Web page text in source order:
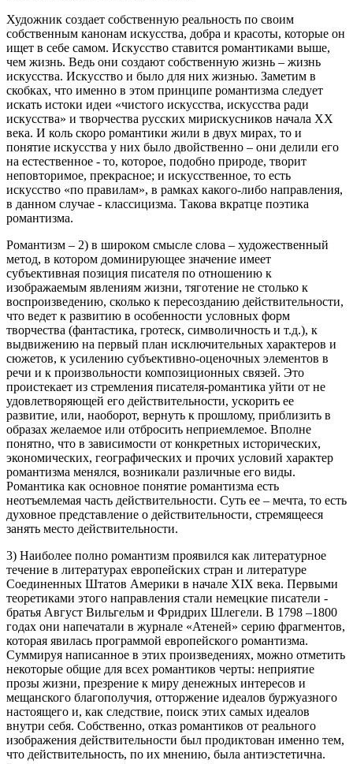
Художник создает собственную реальность по своим
собственным канонам искусства, добра и красоты, которые он
ищет в себе самом. Искусство ставится романтиками выше,
чем жизнь. Ведь они создают собственную жизнь – жизнь
искусства. Искусство и было для них жизнью. Заметим в
скобках, что именно в этом принципе романтизма следует
искать истоки идеи «чистого искусства, искусства ради
искусства» и творчества русских мирискусников начала XX
века. И коль скоро романтики жили в двух мирах, то и
понятие искусства у них было двойственно – они делили его
на естественное - то, которое, подобно природе, творит
неповторимое, прекрасное; и искусственное, то есть
искусство «по правилам», в рамках какого-либо направления,
в данном случае - классицизма. Такова вкратце поэтика
романтизма.
Романтизм – 2) в широком смысле слова – художественный
метод, в котором доминирующее значение имеет
субъективная позиция писателя по отношению к
изображаемым явлениям жизни, тяготение не столько к
воспроизведению, сколько к пересозданию действительности,
что ведет к развитию в особенности условных форм
творчества (фантастика, гротеск, символичность и т.д.), к
выдвижению на первый план исключительных характеров и
сюжетов, к усилению субъективно-оценочных элементов в
речи и к произвольности композиционных связей. Это
проистекает из стремления писателя-романтика уйти от не
удовлетворяющей его действительности, ускорить ее
развитие, или, наоборот, вернуть к прошлому, приблизить в
образах желаемое или отбросить неприемлемое. Вполне
понятно, что в зависимости от конкретных исторических,
экономических, географических и прочих условий характер
романтизма менялся, возникали различные его виды.
Романтика как основное понятие романтизма есть
неотъемлемая часть действительности. Суть ее – мечта, то есть
духовное представление о действительности, стремящееся
занять место действительности.
3) Наиболее полно романтизм проявился как литературное
течение в литературах европейских стран и литературе
Соединенных Штатов Америки в начале XIX века. Первыми
теоретиками этого направления стали немецкие писатели -
братья Август Вильгельм и Фридрих Шлегели. В 1798 –1800
годах они напечатали в журнале «Атеней» серию фрагментов,
которая явилась программой европейского романтизма.
Суммируя написанное в этих произведениях, можно отметить
некоторые общие для всех романтиков черты: неприятие
прозы жизни, презрение к миру денежных интересов и
мещанского благополучия, отторжение идеалов буржуазного
настоящего и, как следствие, поиск этих самых идеалов
внутри себя. Собственно, отказ романтиков от реального
изображения действительности был продиктован именно тем,
что действительность, по их мнению, была антиэстетична.